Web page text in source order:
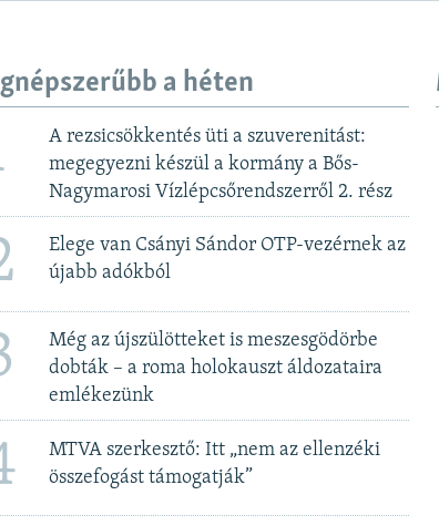
a héten
A rezsicsökkentés üti a szuverenitást:
megegyezni készül a kormány a Bős-
Nagymarosi Vízlépcsőrendszerről 2. rész
Elege van Csányi Sándor OTP-vezérnek az
újabb adókból
Még az újszülötteket is meszesgödörbe
dobták – a roma holokauszt áldozataira
emlékezünk
MTVA szerkesztő: Itt „nem az ellenzéki
összefogást támogatják”